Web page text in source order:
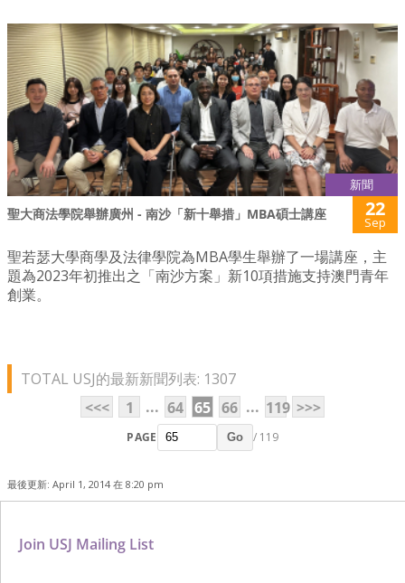
新聞
聖大商法學院舉辦廣州 - 南沙「新十舉措」MBA碩士講座 22
Sep
聖若瑟大學商學及法律學院為MBA學生舉辦了一場講座，主
題為2023年初推出之「南沙方案」新10項措施支持澳門青年
創業。
TOTAL USJ的最新新聞列表: 1307
<<<
1 ... 64 65 66 ... 119 >>>
PAGE Go / 119
最後更新: April 1, 2014 在 8:20 pm
Join USJ Mailing List